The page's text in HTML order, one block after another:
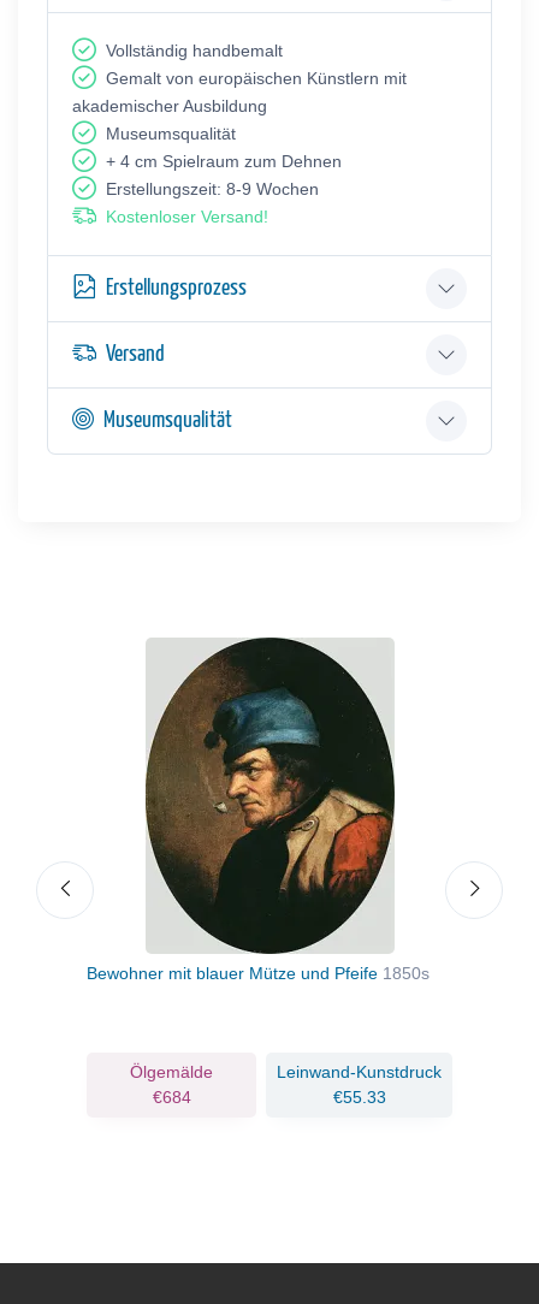
Vollständig handbemalt
Gemalt von europäischen Künstlern mit
akademischer Ausbildung
Museumsqualität
+ 4 cm Spielraum zum Dehnen
Erstellungszeit: 8-9 Wochen
Kostenloser Versand!
Erstellungsprozess
Versand
Museumsqualität
Bewohner mit blauer Mütze und Pfeife 1850s
Ölgemälde
€684
Leinwand-Kunstdruck
€55.33